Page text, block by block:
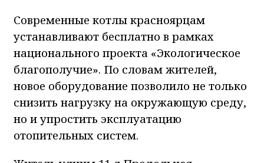
Современные котлы красноярцам
устанавливают бесплатно в рамках
национального проекта «Экологическое
благополучие». По словам жителей,
новое оборудование позволило не только
снизить нагрузку на окружающую среду,
но и упростить эксплуатацию
отопительных систем.